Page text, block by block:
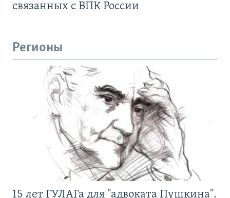
связанных с ВПК России
Регионы
15 лет ГУЛАГа для "адвоката Пушкина".